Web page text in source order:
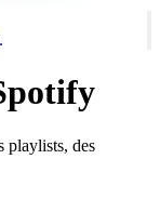
playlists, des